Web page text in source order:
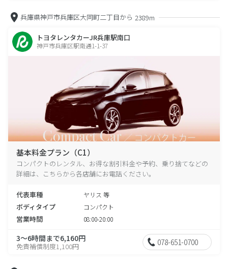
兵庫県神戸市兵庫区大同町二丁目から 2389m
トヨタレンタカーJR兵庫駅南口
神戸市兵庫区駅南通1-1-37
基本料金プラン（C1）
コンパクトのレンタル、お得な割引料金や予約、乗り捨てなどの
詳細は、こちらから各店舗にお電話ください。
代表車種 ヤリス 等
ボディタイプ コンパクト
営業時間 08:00-20:00
3～6時間まで6,160円
免責補償制度1,100円 078-651-0700